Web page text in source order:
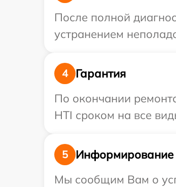
После полной
устранением
4
Гарантия
По окончании
HTI сроком на все
5
Информирование
Мы сообщим Вам о